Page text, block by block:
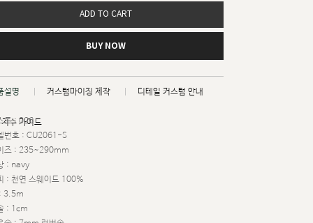
ADD TO CART
BUY NOW
설명 커스텀마이징 제작 디테일 커스텀 안내
치수 가이드
트 : 026
번호 : CU2061-S
즈 : 235~290mm
: navy
: 천연 스웨이드 100%
3.5m
: 1cm